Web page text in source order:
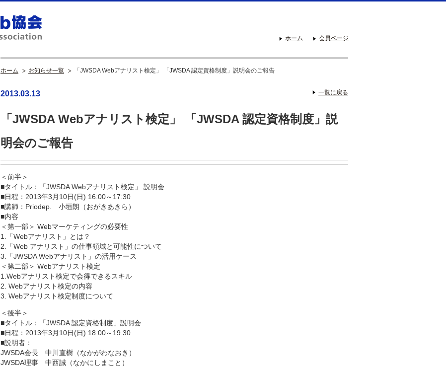
ホーム 会員ページ
ホーム お知らせ一覧 「JWSDA Webアナリスト検定」 「JWSDA 認定資格制度」説明会のご報告
2013.03.13 一覧に戻る
「JWSDA Webアナリスト検定」 「JWSDA 認定資格制度」説
明会のご報告
＜前半＞
■タイトル：「JWSDA Webアナリスト検定」 説明会
■日程：2013年3月10日(日) 16:00～17:30
■講師：Priodep. 小垣朗（おがきあきら）
■内容
＜第一部＞ Webマーケティングの必要性
1.「Webアナリスト」とは？
2.「Web アナリスト」の仕事領域と可能性について
3.「JWSDA Webアナリスト」の活用ケース
＜第二部＞ Webアナリスト検定
1.Webアナリスト検定で会得できるスキル
2. Webアナリスト検定の内容
3. Webアナリスト検定制度について
＜後半＞
■タイトル：「JWSDA 認定資格制度」説明会
■日程：2013年3月10日(日) 18:00～19:30
■説明者：
JWSDA会長 中川直樹（なかがわなおき）
JWSDA理事 中西誠（なかにしまこと）